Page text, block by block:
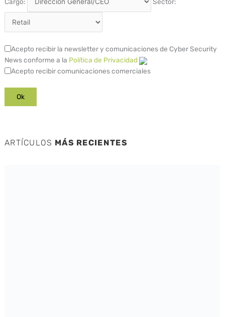
Cargo: Sector:
Acepto recibir la newsletter y comunicaciones de Cyber Security
News conforme a la Política de Privacidad
Acepto recibir comunicaciones comerciales
ARTÍCULOS MÁS RECIENTES